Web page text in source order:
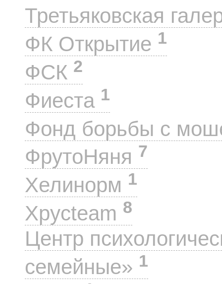
Третьяковская
ФК Открытие 1
ФСК 2
Фиеста 1
Фонд борьбы с
ФрутоНяня 7
Хелинорм 1
Хрусteam 8
Центр
семейные» 1